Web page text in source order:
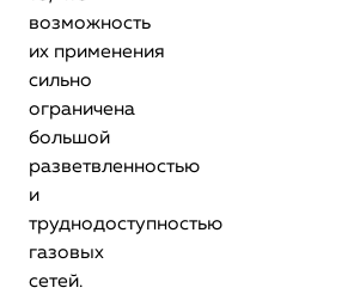
возможность
их применения
сильно
ограничена
большой
разветвленностью
и
труднодоступностью
газовых
сетей.